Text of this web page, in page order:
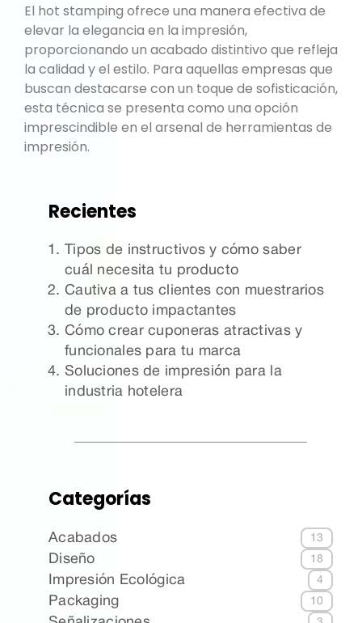
El hot stamping ofrece una manera efectiva de
elevar la elegancia en la impresión,
proporcionando un acabado distintivo que refleja
la calidad y el estilo. Para aquellas empresas que
buscan destacarse con un toque de sofisticación,
esta técnica se presenta como una opción
imprescindible en el arsenal de herramientas de
impresión.
Recientes
Tipos de instructivos y cómo saber
cuál necesita tu producto
Cautiva a tus clientes con muestrarios
de producto impactantes
Cómo crear cuponeras atractivas y
funcionales para tu marca
Soluciones de impresión para la
industria hotelera
Categorías
Acabados 13
Diseño 18
Impresión Ecológica 4
Packaging 10